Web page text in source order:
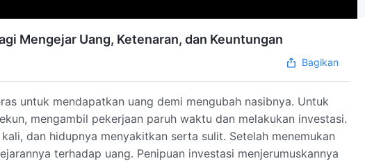
Mengejar Uang, Ketenaran, dan Keuntungan
Bagikan
untuk mendapatkan uang demi mengubah nasibnya. Untuk
mengambil pekerjaan paruh waktu dan melakukan investasi.
dan hidupnya menyakitkan serta sulit. Setelah menemukan
terhadap uang. Penipuan investasi menjerumuskannya